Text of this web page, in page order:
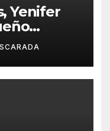
Yenifer
de
Juan de
Prix